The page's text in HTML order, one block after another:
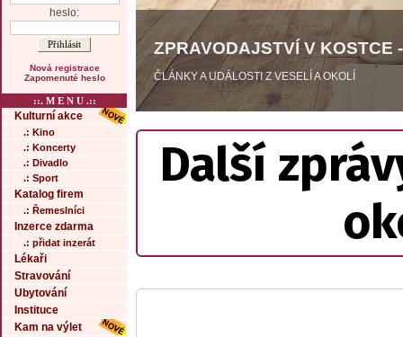
heslo:
Nová registrace
Zapomenuté heslo
::. M E N U .::
Kulturní akce
.: Kino
.: Koncerty
.: Divadlo
.: Sport
Katalog firem
.: Řemeslníci
Inzerce zdarma
.: přidat inzerát
Lékaři
Stravování
Ubytování
Instituce
Kam na výlet
ZPRAVODAJSTVÍ V KOSTCE
ČLÁNKY A UDÁLOSTI Z VESELÍ A OKOLÍ
Další